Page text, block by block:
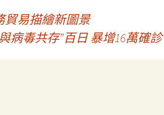
貿易描繪新圖景
病毒共存”百日 暴增16萬確診